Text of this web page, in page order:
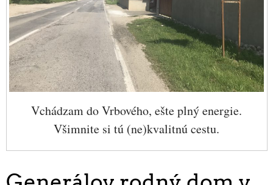
Vchádzam do Vrbového, ešte plný energie.
Všimnite si tú (ne)kvalitnú cestu.